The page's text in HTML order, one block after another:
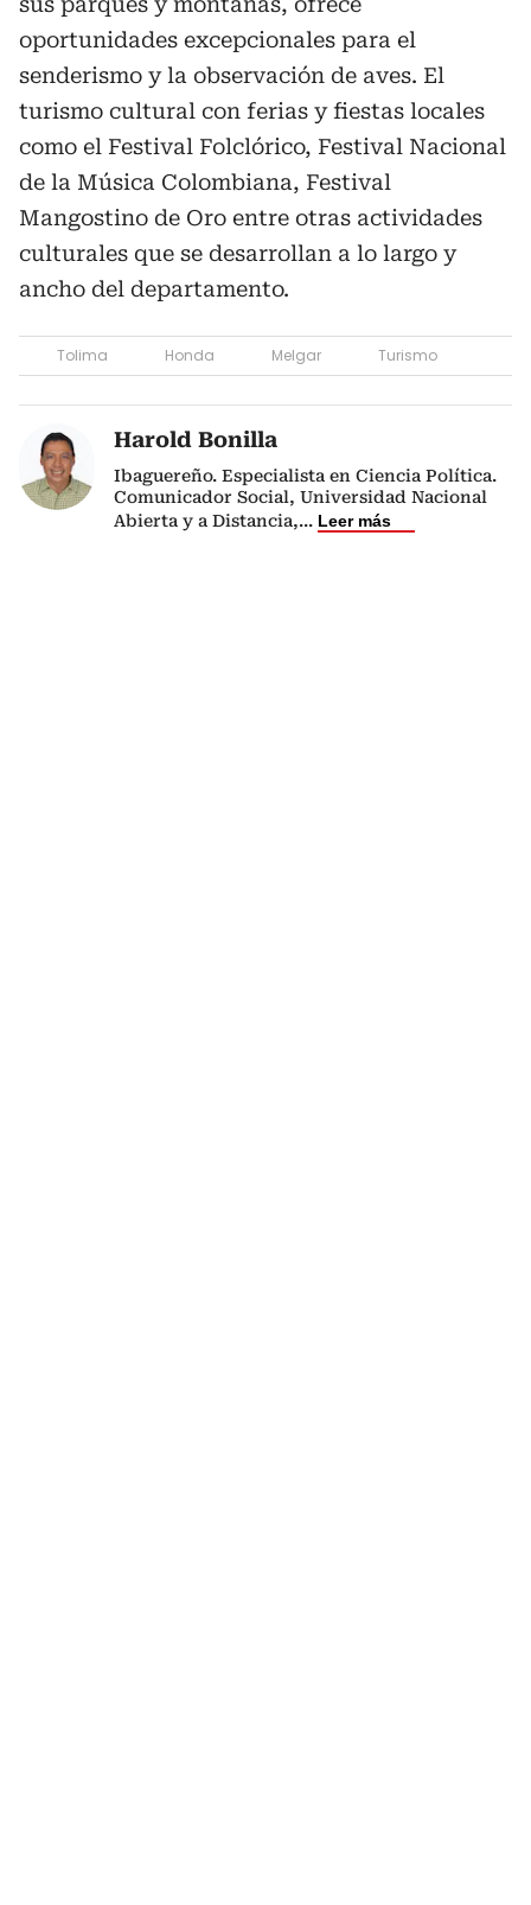
oportunidades excepcionales para el
senderismo y la observación de aves. El
turismo cultural con ferias y fiestas locales
como el Festival Folclórico, Festival Nacional
de la Música Colombiana, Festival
Mangostino de Oro entre otras actividades
culturales que se desarrollan a lo largo y
ancho del departamento.
Tolima Honda Melgar Turismo
Harold Bonilla
Ibaguereño. Especialista en Ciencia Política.
Comunicador Social, Universidad Nacional
Abierta y a Distancia,... Leer más